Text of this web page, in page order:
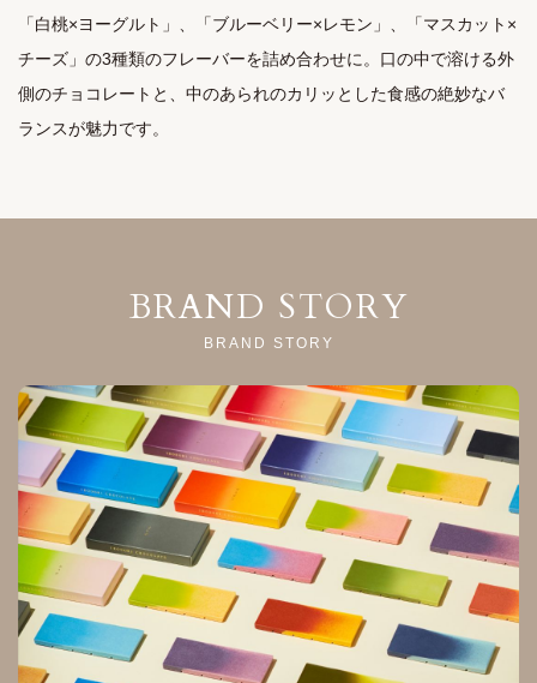
「白桃×ヨーグルト」、「ブルーベリー×レモン」、「マスカット×
チーズ」の3種類のフレーバーを詰め合わせに。口の中で溶ける外
側のチョコレートと、中のあられのカリッとした食感の絶妙なバ
ランスが魅力です。
BRAND STORY
BRAND STORY